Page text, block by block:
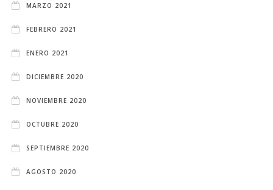
MARZO 2021
FEBRERO 2021
ENERO 2021
DICIEMBRE 2020
NOVIEMBRE 2020
OCTUBRE 2020
SEPTIEMBRE 2020
AGOSTO 2020